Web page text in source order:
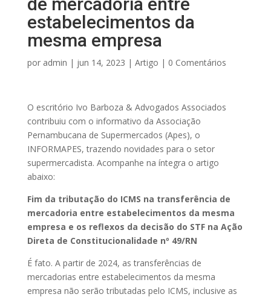
estabelecimentos da
mesma empresa
por admin | jun 14, 2023 | Artigo | 0 Comentários
O escritório Ivo Barboza & Advogados Associados
contribuiu com o informativo da Associação
Pernambucana de Supermercados (Apes), o
INFORMAPES, trazendo novidades para o setor
supermercadista. Acompanhe na íntegra o artigo
abaixo:
Fim da tributação do ICMS na transferência de
mercadoria entre estabelecimentos da mesma
empresa e os reflexos da decisão do STF na Ação
Direta de Constitucionalidade nº 49/RN
É fato. A partir de 2024, as transferências de
mercadorias entre estabelecimentos da mesma
empresa não serão tributadas pelo ICMS, inclusive as